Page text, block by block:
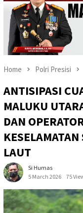
Home Polri Presisi
ANTISIPASI
MALUKU
DAN
LAUT
Si Humas
5 March 2026
75